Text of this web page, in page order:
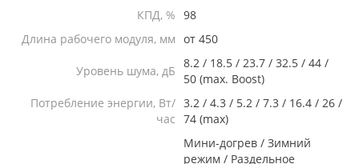
КПД, % 98
Длина рабочего модуля, мм от 450
Уровень шума, дБ
8.2 / 18.5 / 23.7 / 32.5 / 44 /
50 (max. Boost)
Потребление энергии, Вт/
час
3.2 / 4.3 / 5.2 / 7.3 / 16.4 / 26 /
74 (max)
Мини-догрев / Зимний
режим / Раздельное